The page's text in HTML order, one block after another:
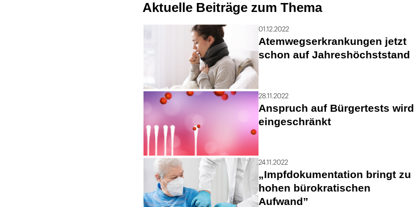
Aktuelle Beiträge zum Thema
01.12.2022
Atemwegserkrankungen jetzt
schon auf Jahreshöchststand
28.11.2022
Anspruch auf Bürgertests wird
eingeschränkt
24.11.2022
„Impfdokumentation bringt zu
hohen bürokratischen
Aufwand”